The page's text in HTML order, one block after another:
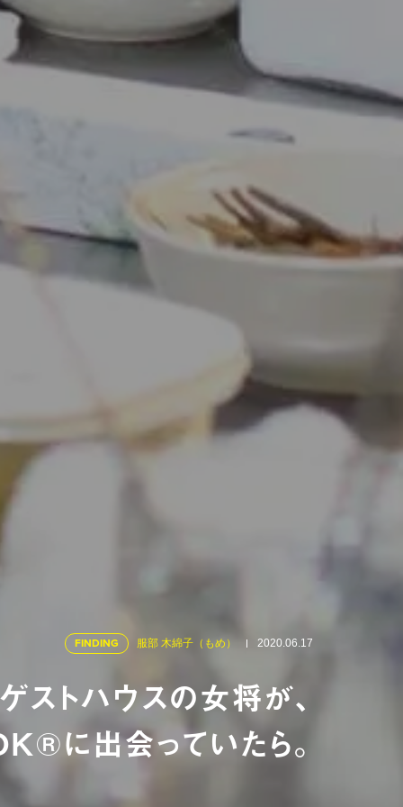
FINDING 服部 木綿子（もめ） 2020.06.17
ストハウスの女将が、
に出会っていたら。